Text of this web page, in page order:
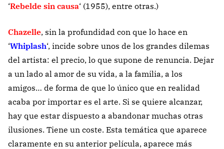
‘Rebelde sin causa‘ (1955), entre otras.)
Chazelle, sin la profundidad con que lo hace en
‘Whiplash‘, incide sobre unos de los grandes dilemas
del artista: el precio, lo que supone de renuncia. Dejar
a un lado al amor de su vida, a la familia, a los
amigos… de forma de que lo único que en realidad
acaba por importar es el arte. Si se quiere alcanzar,
hay que estar dispuesto a abandonar muchas otras
ilusiones. Tiene un coste. Esta temática que aparece
claramente en su anterior película, aparece más